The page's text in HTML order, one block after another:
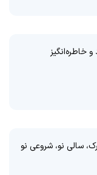
خاطره‌انگیز
سالی نو، شروعی نو